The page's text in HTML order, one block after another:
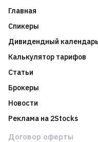
Главная
Спикеры
Дивидендный календарь
Калькулятор тарифов
Статьи
Брокеры
Новости
Реклама на 2Stocks
Договор оферты